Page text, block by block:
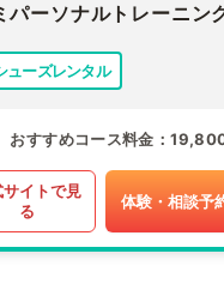
パーソナルトレーニン
ューズレンタル
おすすめコース料金
サイトで見
る
体験・相談予